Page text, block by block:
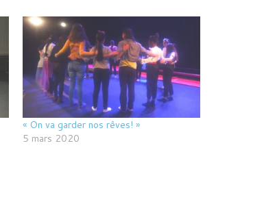
« On va garder nos rêves! »
5 mars 2020